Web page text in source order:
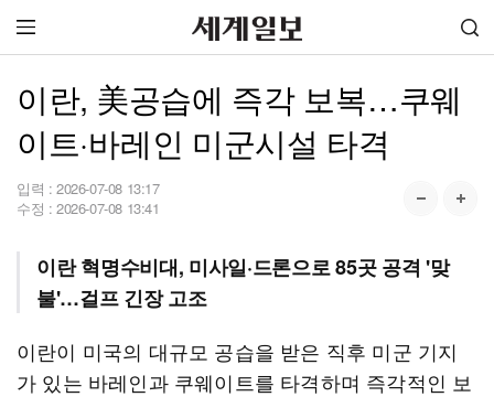
이란, 美공습에 즉각 보복…쿠웨
이트·바레인 미군시설 타격
입력 : 2026-07-08 13:17
수정 : 2026-07-08 13:41
이란 혁명수비대, 미사일·드론으로 85곳 공격 '맞
불'…걸프 긴장 고조
이란이 미국의 대규모 공습을 받은 직후 미군 기지
가 있는 바레인과 쿠웨이트를 타격하며 즉각적인 보